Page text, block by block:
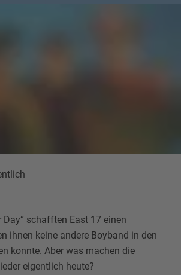
Day“ schafften East 17 einen
ihnen keine andere Boyband in den
konnte. Aber was machen die
eigentlich heute?